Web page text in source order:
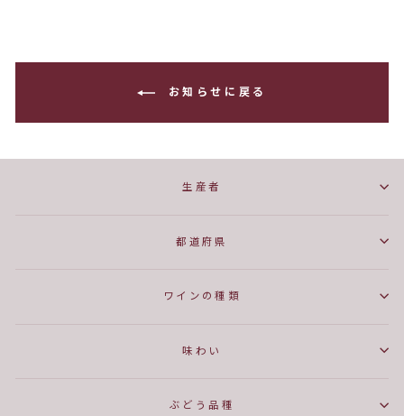
お知らせに戻る
生産者
都道府県
ワインの種類
味わい
ぶどう品種